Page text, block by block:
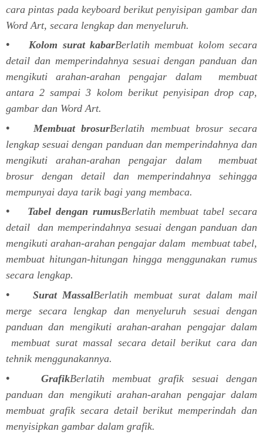
cara pintas pada keyboard berikut penyisipan gambar dan
Word Art, secara lengkap dan menyeluruh.
• Kolom surat kabarBerlatih membuat kolom secara
detail dan memperindahnya sesuai dengan panduan dan
mengikuti arahan-arahan pengajar dalam membuat
antara 2 sampai 3 kolom berikut penyisipan drop cap,
gambar dan Word Art.
• Membuat brosurBerlatih membuat brosur secara
lengkap sesuai dengan panduan dan memperindahnya dan
mengikuti arahan-arahan pengajar dalam membuat
brosur dengan detail dan memperindahnya sehingga
mempunyai daya tarik bagi yang membaca.
• Tabel dengan rumusBerlatih membuat tabel secara
detail dan memperindahnya sesuai dengan panduan dan
mengikuti arahan-arahan pengajar dalam membuat tabel,
membuat hitungan-hitungan hingga menggunakan rumus
secara lengkap.
• Surat MassalBerlatih membuat surat dalam mail
merge secara lengkap dan menyeluruh sesuai dengan
panduan dan mengikuti arahan-arahan pengajar dalam
membuat surat massal secara detail berikut cara dan
tehnik menggunakannya.
• GrafikBerlatih membuat grafik sesuai dengan
panduan dan mengikuti arahan-arahan pengajar dalam
membuat grafik secara detail berikut memperindah dan
menyisipkan gambar dalam grafik.